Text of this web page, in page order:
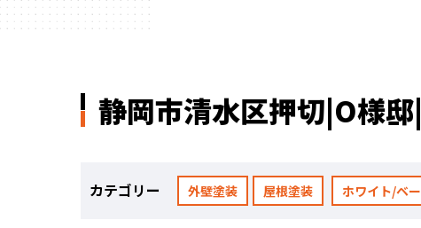
静岡市清水区押切|O様
カテゴリー 外壁塗装 屋根塗装 ホワイト/ベ